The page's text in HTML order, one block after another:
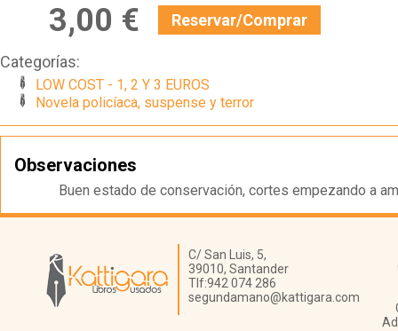
3,00 € Reservar/Comprar
Categorías:
LOW COST - 1, 2 Y 3 EUROS
Novela policíaca, suspense y terror
Observaciones
Buen estado de conservación, cortes empezando a
Librería Kattigara
C/ San Luis, 5,
39010, Santander
Tlf:942 074 286
segundamano@kattigara.com